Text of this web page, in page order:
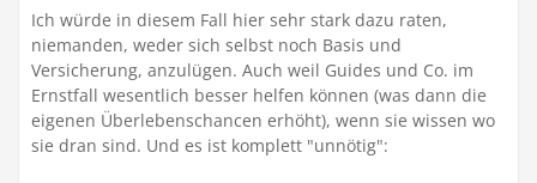
Ich würde in diesem Fall hier sehr stark dazu raten,
niemanden, weder sich selbst noch Basis und
Versicherung, anzulügen. Auch weil Guides und Co. im
Ernstfall wesentlich besser helfen können (was dann die
eigenen Überlebenschancen erhöht), wenn sie wissen wo
sie dran sind. Und es ist komplett "unnötig":